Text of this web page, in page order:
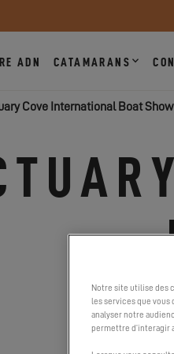
ADN CATAMARANS
Cove International Boat Show
Notre site utilise des
les services que
analyser notre
permettre d’interagir